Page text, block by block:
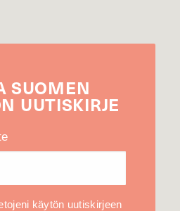
SUOMEN
UUTIS­KIRJE
käytön uutiskirjeen